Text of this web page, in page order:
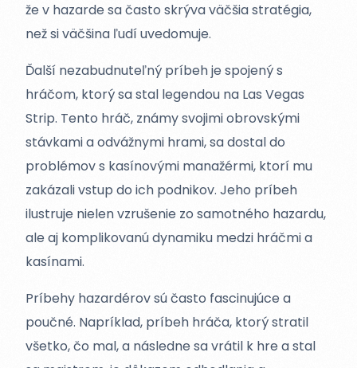
že v hazarde sa často skrýva väčšia stratégia,
než si väčšina ľudí uvedomuje.
Ďalší nezabudnuteľný príbeh je spojený s
hráčom, ktorý sa stal legendou na Las Vegas
Strip. Tento hráč, známy svojimi obrovskými
stávkami a odvážnymi hrami, sa dostal do
problémov s kasínovými manažérmi, ktorí mu
zakázali vstup do ich podnikov. Jeho príbeh
ilustruje nielen vzrušenie zo samotného hazardu,
ale aj komplikovanú dynamiku medzi hráčmi a
kasínami.
Príbehy hazardérov sú často fascinujúce a
poučné. Napríklad, príbeh hráča, ktorý stratil
všetko, čo mal, a následne sa vrátil k hre a stal